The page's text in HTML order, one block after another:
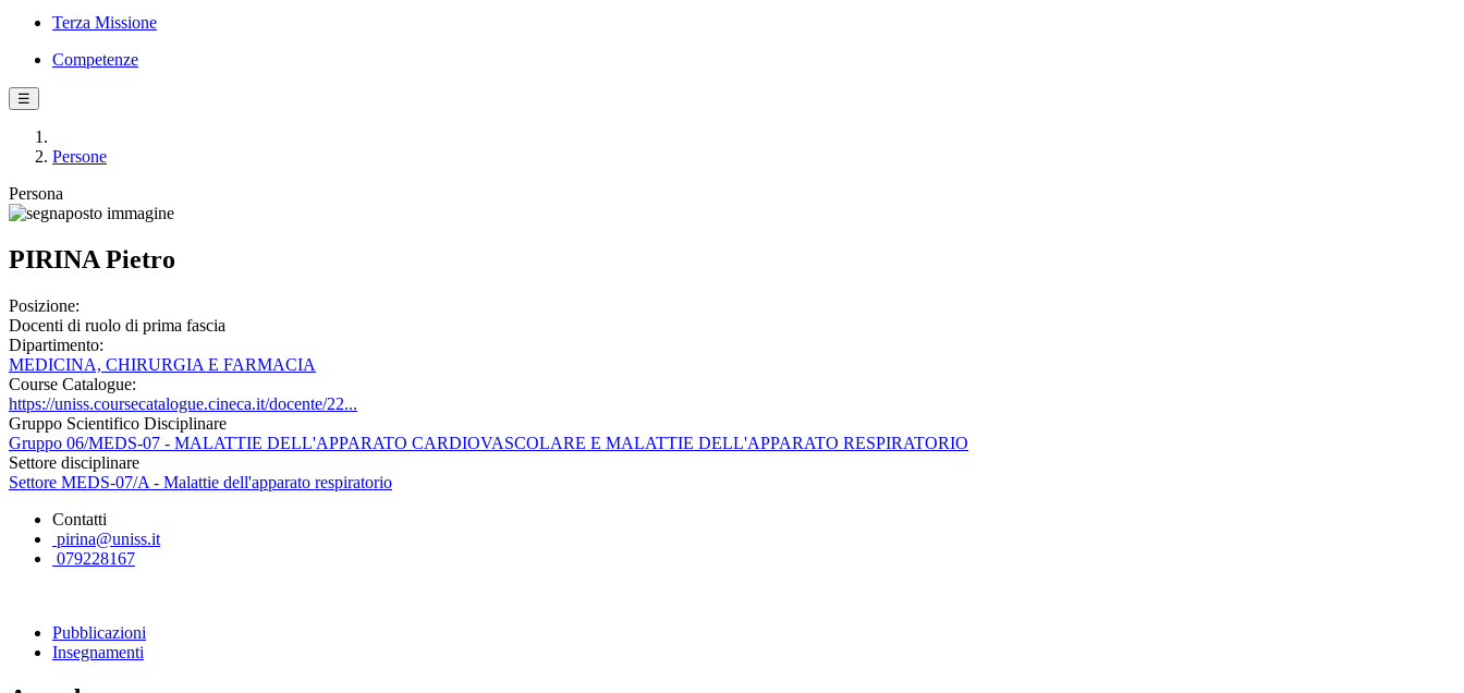
Terza Missione
Competenze
☰
Persone
Persona
PIRINA Pietro
Posizione:
Docenti di ruolo di prima fascia
Dipartimento:
MEDICINA, CHIRURGIA E FARMACIA
Course Catalogue:
https://uniss.coursecatalogue.cineca.it/docente/22...
Gruppo Scientifico Disciplinare
Gruppo 06/MEDS-07 - MALATTIE DELL'APPARATO CARDIOVASCOLARE E MALATTIE DELL'APPARATO RESPIRATORIO
Settore disciplinare
Settore MEDS-07/A - Malattie dell'apparato respiratorio
Contatti
pirina@uniss.it
079228167
Pubblicazioni
Insegnamenti